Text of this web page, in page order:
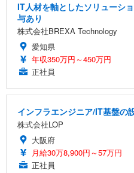
IT人材を軸としたソリューシ
与あり
株式会社BREXA Technology
愛知県
年収350万円～450万円
正社員
インフラエンジニア/IT基盤の
株式会社LOP
大阪府
月給30万8,900円～57万円
正社員